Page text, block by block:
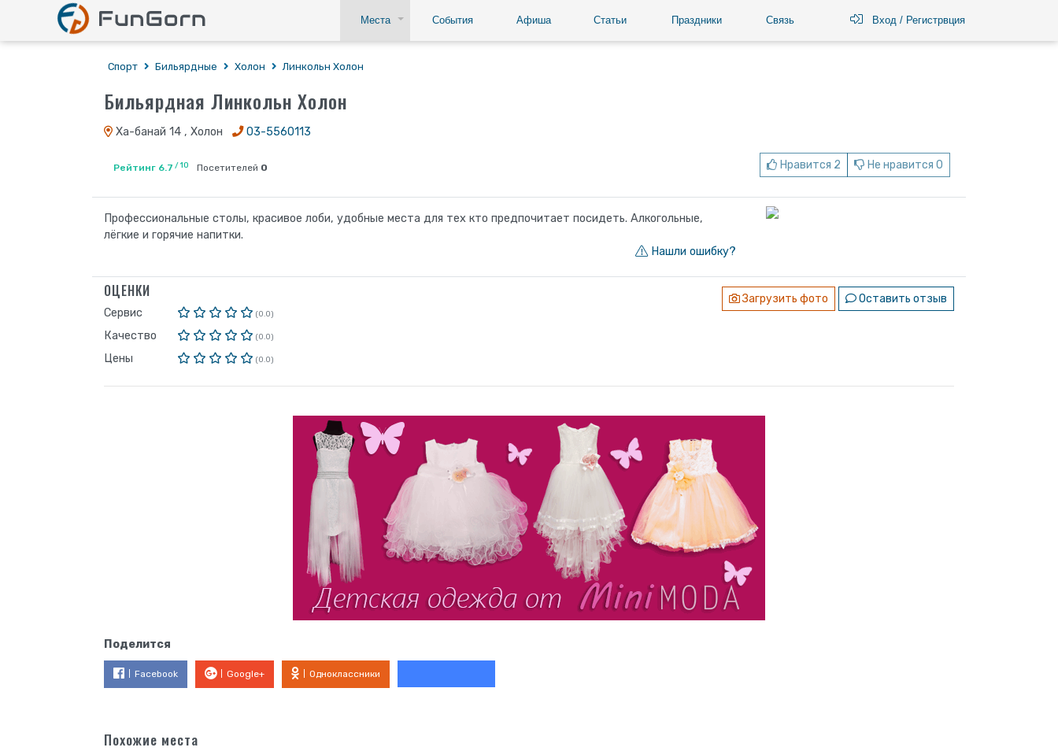
Места События Афиша Статьи Праздники Связь Вход / Регистрвция
Спорт Бильярдные Холон Линкольн Холон
Бильярдная Линкольн Холон
Ха-банай 14 , Холон 03-5560113
Рейтинг 6.7 / 10 Посетителей 0 Нравится 2 Не нравится 0
Профессиональные столы, красивое лоби, удобные места для тех кто предпочитает посидеть. Алкогольные,
лёгкие и горячие напитки.
Нашли ошибку?
ОЦЕНКИ
Сервис (0.0)
Качество (0.0)
Цены (0.0)
Загрузить фото Оставить отзыв
Поделится
Facebook Google+ Одноклассники
Похожие места